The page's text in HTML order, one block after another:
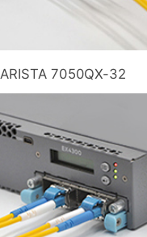
ARISTA 7050QX-32